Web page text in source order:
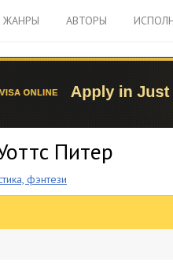
ЖАНРЫ АВТОРЫ
Питер
фэнтези